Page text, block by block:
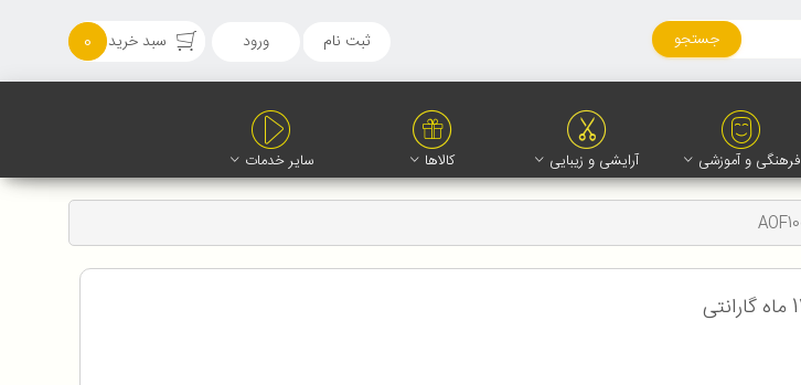
جستجو ثبت نام ورود سبد خرید 0
فرهنگی و آموزشی آرایشی و زیبایی کالاها سایر خدمات